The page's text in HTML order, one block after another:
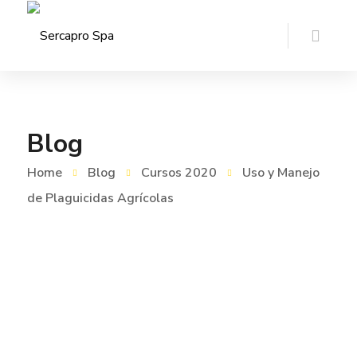
Blog
Home Blog Cursos 2020
Uso y Manejo
de Plaguicidas Agrícolas